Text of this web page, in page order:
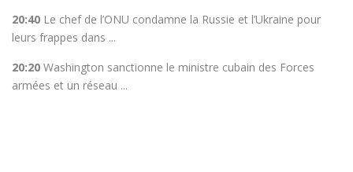
20:40 Le chef de l’ONU condamne la Russie et l’Ukraine pour
leurs frappes dans ...
20:20 Washington sanctionne le ministre cubain des Forces
armées et un réseau ...